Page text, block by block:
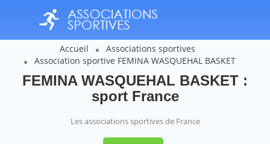
Accueil
Associations sportives
Association sportive FEMINA WASQUEHAL BASKET
FEMINA WASQUEHAL BASKET :
sport France
Les associations sportives de France